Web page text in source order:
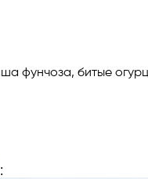
фунчоза, битые